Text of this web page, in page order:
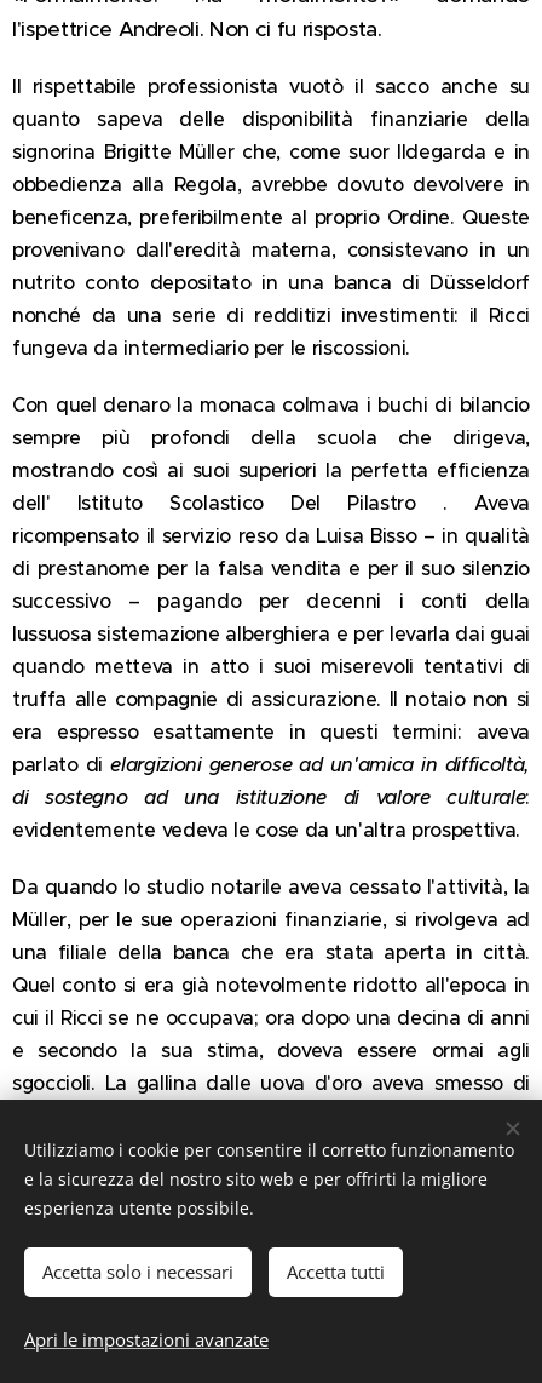
l'ispettrice Andreoli. Non ci fu risposta.
Il rispettabile professionista vuotò il sacco anche su
quanto sapeva delle disponibilità finanziarie della
signorina Brigitte Müller che, come suor Ildegarda e in
obbedienza alla Regola, avrebbe dovuto devolvere in
beneficenza, preferibilmente al proprio Ordine. Queste
provenivano dall'eredità materna, consistevano in un
nutrito conto depositato in una banca di Düsseldorf
nonché da una serie di redditizi investimenti: il Ricci
fungeva da intermediario per le riscossioni.
Con quel denaro la monaca colmava i buchi di bilancio
sempre più profondi della scuola che dirigeva,
mostrando così ai suoi superiori la perfetta efficienza
dell' Istituto Scolastico Del Pilastro . Aveva
ricompensato il servizio reso da Luisa Bisso – in qualità
di prestanome per la falsa vendita e per il suo silenzio
successivo – pagando per decenni i conti della
lussuosa sistemazione alberghiera e per levarla dai guai
quando metteva in atto i suoi miserevoli tentativi di
truffa alle compagnie di assicurazione. Il notaio non si
era espresso esattamente in questi termini: aveva
parlato dielargizioni generose ad un'amica in difficoltà,
di sostegno ad una istituzione di valore culturale:
evidentemente vedeva le cose da un'altra prospettiva.
Da quando lo studio notarile aveva cessato l'attività, la
Müller, per le sue operazioni finanziarie, si rivolgeva ad
una filiale della banca che era stata aperta in città.
Quel conto si era già notevolmente ridotto all'epoca in
cui il Ricci se ne occupava; ora dopo una decina di anni
e secondo la sua stima, doveva essere ormai agli
sgoccioli. La gallina dalle uova d'oro aveva smesso di
recenti dissapori fra le due vecchie amiche e complici,
dedusse l'ispettrice.
severa funzionaria di polizia: «Per il momento, dottore,
è sufficiente. Verificheremo le sue dichiarazioni e le
faremo sapere. Nel frattempo si tenga a disposizione:
Utilizziamo i cookie per consentire il corretto funzionamento
e la sicurezza del nostro sito web e per offrirti la migliore
esperienza utente possibile.
Accetta solo i necessari Accetta tutti
Apri le impostazioni avanzate